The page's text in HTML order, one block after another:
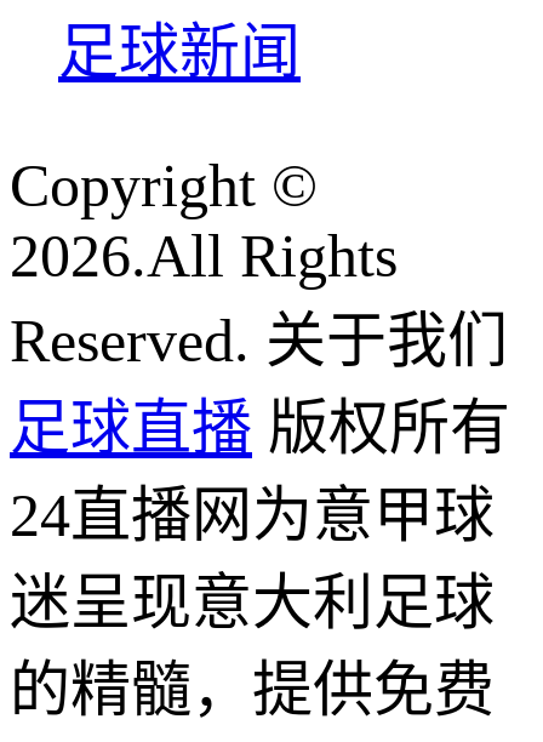
足球新闻
Copyright ©
2026.All Rights
Reserved. 关于我们
足球直播 版权所有
24直播网为意甲球
迷呈现意大利足球
的精髓，提供免费